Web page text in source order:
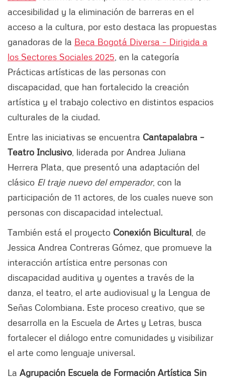
accesibilidad y la eliminación de barreras en el
acceso a la cultura, por esto destaca las propuestas
ganadoras de la Beca Bogotá Diversa – Dirigida a
los Sectores Sociales 2025 , en la categoría
Prácticas artísticas de las personas con
discapacidad, que han fortalecido la creación
artística y el trabajo colectivo en distintos espacios
culturales de la ciudad.
Entre las iniciativas se encuentra Cantapalabra –
Teatro Inclusivo , liderada por Andrea Juliana
Herrera Plata, que presentó una adaptación del
clásico El traje nuevo del emperador, con la
participación de 11 actores, de los cuales nueve son
personas con discapacidad intelectual.
También está el proyecto Conexión Bicultural , de
Jessica Andrea Contreras Gómez, que promueve la
interacción artística entre personas con
discapacidad auditiva y oyentes a través de la
danza, el teatro, el arte audiovisual y la Lengua de
Señas Colombiana. Este proceso creativo, que se
desarrolla en la Escuela de Artes y Letras, busca
fortalecer el diálogo entre comunidades y visibilizar
el arte como lenguaje universal.
La Agrupación Escuela de Formación Artística Sin